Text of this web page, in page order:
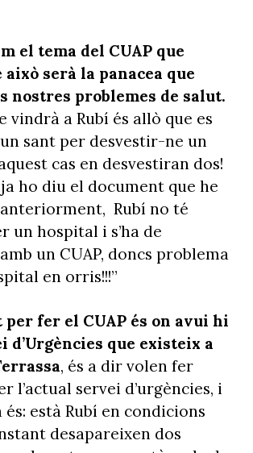
el tema del CUAP que
això serà la panacea que
nostres problemes de salut.
vindrà a Rubí és allò que es
sant per desvestir-ne un
cas en desvestiran dos!
ho diu el document que he
Rubí no té
un hospital i s’ha de
un CUAP, doncs problema
en orris!!!”
fer el CUAP és on avui hi
d’Urgències que existeix a
, és a dir volen fer
l’actual servei d’urgències, i
està Rubí en condicions
desapareixen dos